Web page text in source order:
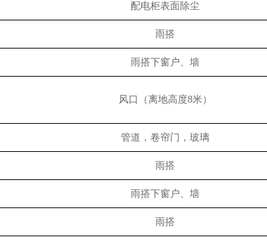
配电柜表面除尘
雨搭
雨搭下窗户、墙
风口（离地高度8米）
管道，卷帘门，玻璃
雨搭
雨搭下窗户、墙
雨搭